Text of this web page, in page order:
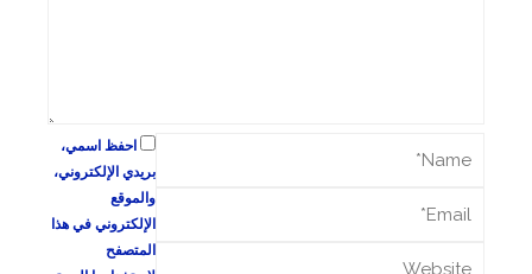
احفظ اسمي،
بريدي الإلكتروني،
والموقع
الإلكتروني في هذا
المتصفح